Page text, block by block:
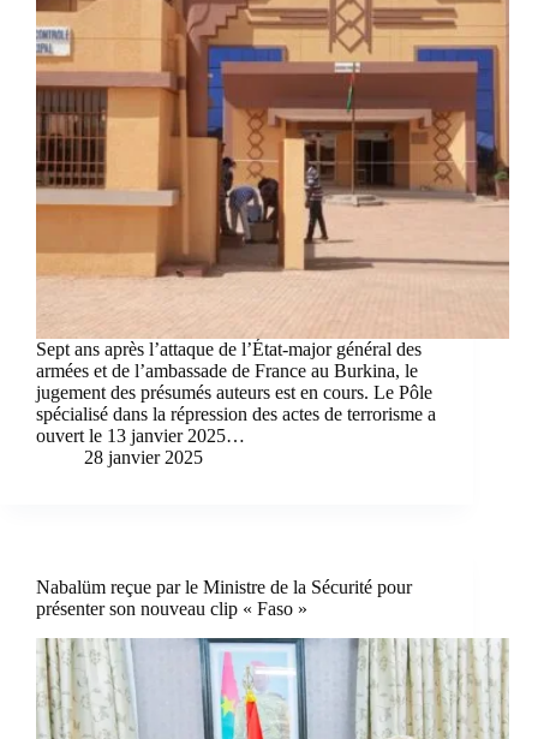
Sept ans après l’attaque de l’État-major général des
armées et de l’ambassade de France au Burkina, le
jugement des présumés auteurs est en cours. Le Pôle
spécialisé dans la répression des actes de terrorisme a
ouvert le 13 janvier 2025…
28 janvier 2025
Nabalüm reçue par le Ministre de la Sécurité pour
présenter son nouveau clip « Faso »